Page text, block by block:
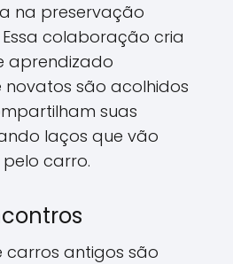
na preservação
Essa colaboração cria
aprendizado
são acolhidos
suas
laços que vão
carro.
carros antigos são